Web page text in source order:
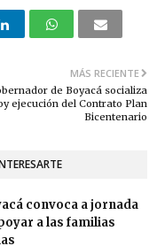
MÁS RECIENTE
de Boyacá socializa
ejecución del Contrato Plan
Bicentenario
convoca a jornada
a las familias